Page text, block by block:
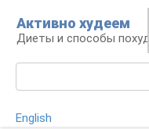
контенту
Активно худеем
Диеты и способы
English